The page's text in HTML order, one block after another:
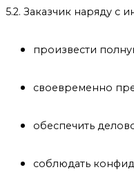
5.2. Заказчик наряду с
произвести
своевременно
обеспечить
соблюдать